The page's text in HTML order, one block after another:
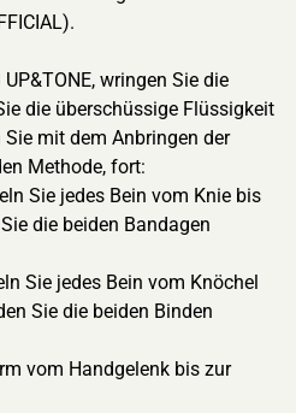
wringen Sie die
die überschüssige Flüssigkeit
mit dem Anbringen der
Methode, fort:
Sie jedes Bein vom Knie bis
die beiden Bandagen
Sie jedes Bein vom Knöchel
Sie die beiden Binden
vom Handgelenk bis zur